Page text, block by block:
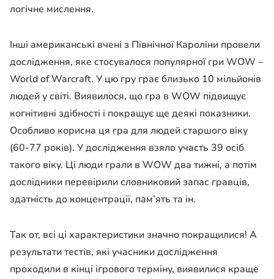
логічне мислення.
Інші американські вчені з Північної Кароліни провели
дослідження, яке стосувалося популярної гри WOW –
World of Warcraft. У цю гру грає близько 10 мільйонів
людей у ​​світі. Виявилося, що гра в WOW підвищує
когнітивні здібності і покращує ще деякі показники.
Особливо корисна ця гра для людей старшого віку
(60-77 років). У дослідження взяло участь 39 осіб
такого віку. Ці люди грали в WOW два тижні, а потім
дослідники перевірили словниковий запас гравців,
здатність до концентрації, пам’ять та ін.
Так от, всі ці характеристики значно покращилися! А
результати тестів, які учасники дослідження
проходили в кінці ігрового терміну, виявилися краще